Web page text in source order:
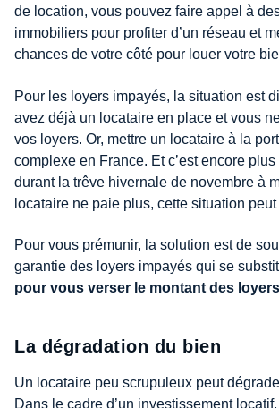
de location, vous pouvez faire appel à
immobiliers pour profiter d’un réseau et
chances de votre côté pour louer votre
Pour les loyers impayés, la situation est
avez déjà un locataire en place et vous
vos loyers. Or, mettre un locataire à la
complexe en France. Et c’est encore
durant la trêve hivernale de novembre à
locataire ne paie plus, cette situation
Pour vous prémunir, la solution est de
garantie des loyers impayés qui se
pour vous verser le montant des
La dégradation du bien
Un locataire peu scrupuleux peut
Dans le cadre d’un investissement